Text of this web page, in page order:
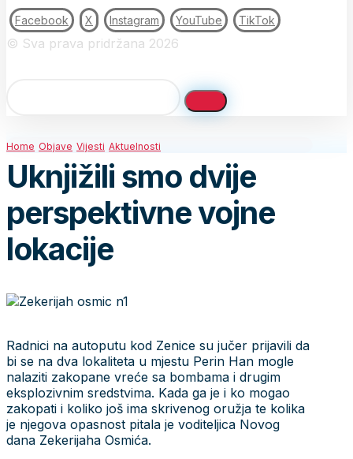
Facebook X Instagram YouTube TikTok
© Sva prava pridržana 2026
Home Objave Vijesti Aktuelnosti
Uknjižili smo dvije
perspektivne vojne
lokacije
Radnici na autoputu kod Zenice su jučer prijavili da
bi se na dva lokaliteta u mjestu Perin Han mogle
nalaziti zakopane vreće sa bombama i drugim
eksplozivnim sredstvima. Kada ga je i ko mogao
zakopati i koliko još ima skrivenog oružja te kolika
je njegova opasnost pitala je voditeljica Novog
dana Zekerijaha Osmića.